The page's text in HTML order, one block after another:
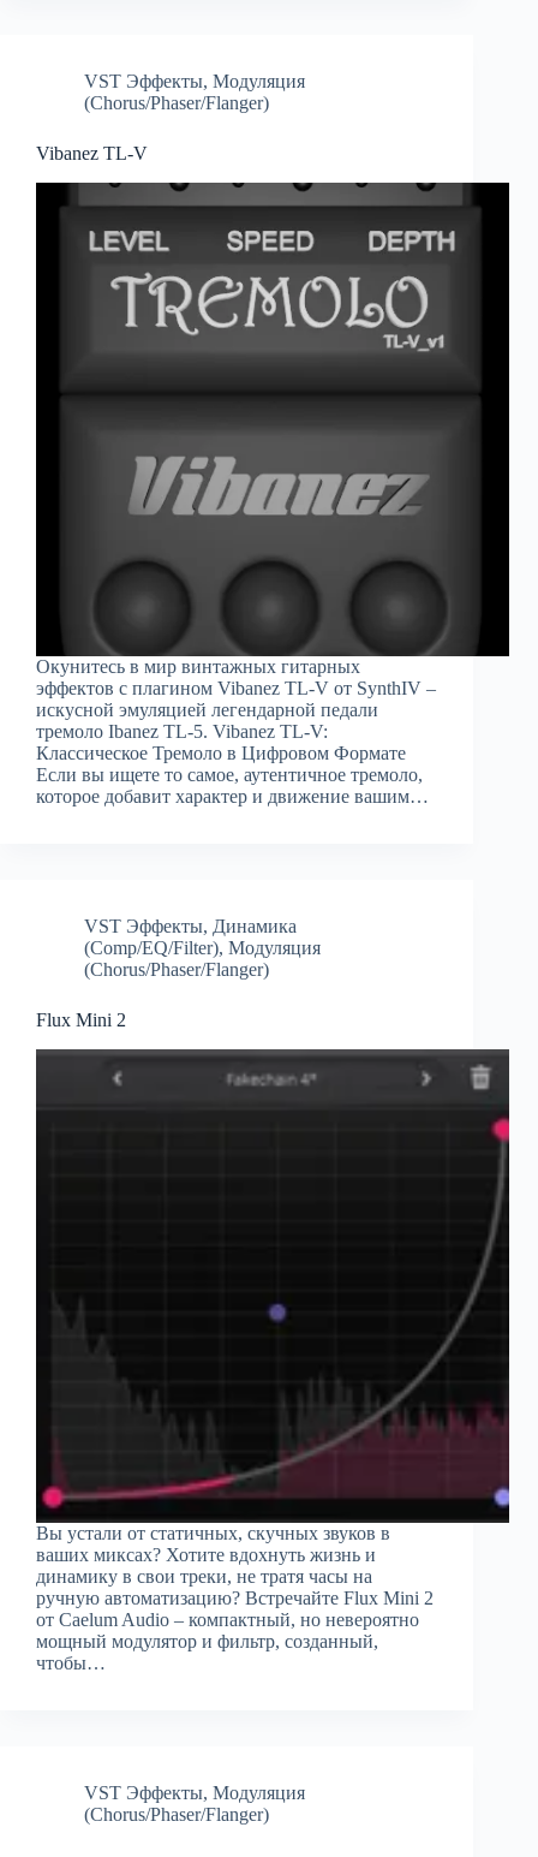
VST Эффекты, Модуляция
(Chorus/Phaser/Flanger)
Vibanez TL-V
Окунитесь в мир винтажных гитарных
эффектов с плагином Vibanez TL-V от SynthIV –
искусной эмуляцией легендарной педали
тремоло Ibanez TL-5. Vibanez TL-V:
Классическое Тремоло в Цифровом Формате
Если вы ищете то самое, аутентичное тремоло,
которое добавит характер и движение вашим…
VST Эффекты, Динамика
(Comp/EQ/Filter), Модуляция
(Chorus/Phaser/Flanger)
Flux Mini 2
Вы устали от статичных, скучных звуков в
ваших миксах? Хотите вдохнуть жизнь и
динамику в свои треки, не тратя часы на
ручную автоматизацию? Встречайте Flux Mini 2
от Caelum Audio – компактный, но невероятно
мощный модулятор и фильтр, созданный,
чтобы…
VST Эффекты, Модуляция
(Chorus/Phaser/Flanger)